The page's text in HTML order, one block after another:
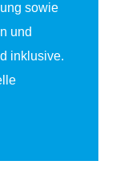
sowie
und
inklusive.